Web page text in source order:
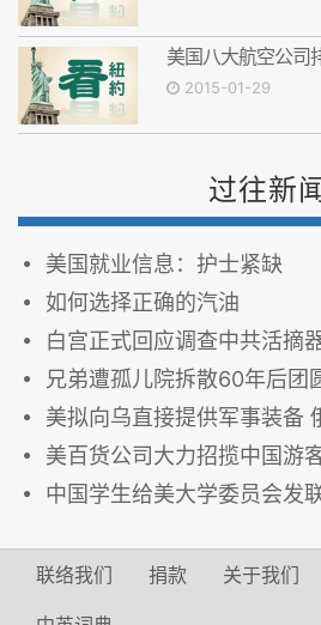
美国八大航空公司
2015-01-29
过往新闻
美国就业信息：护士紧缺
如何选择正确的汽油
白宫正式回应调查中共活摘
兄弟遭孤儿院拆散60年后团圆 生
美拟向乌直接提供军事装备 俄迎
美百货公司大力招揽中国游客
中国学生给美大学委员会发联名信 要求公
联络我们 捐款 关于我们